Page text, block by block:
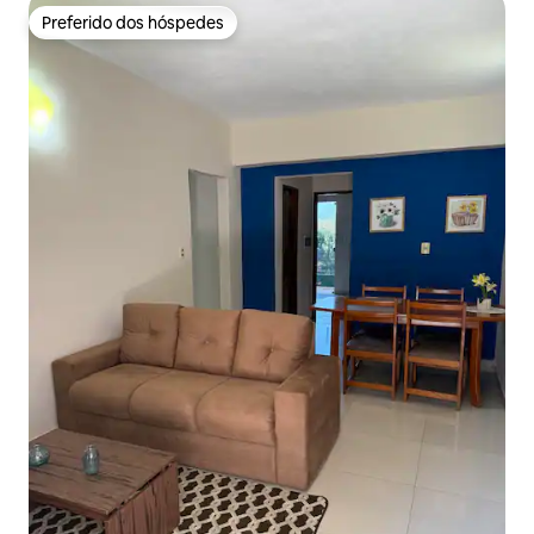
Preferido dos hóspedes
Preferido dos hóspedes